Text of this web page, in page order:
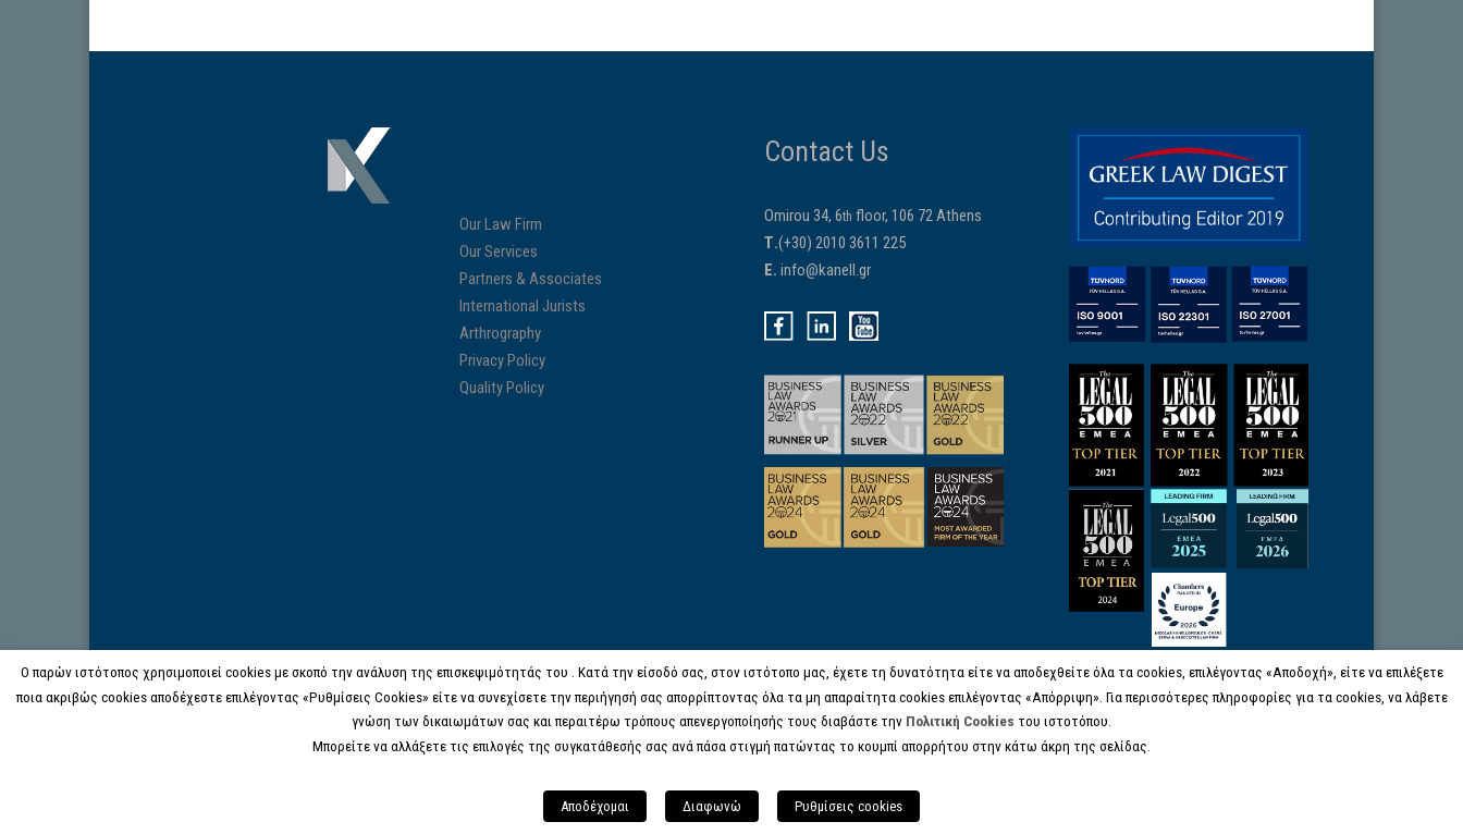
Our Law Firm
Our Services
Partners & Associates
International Jurists
Arthrography
Privacy Policy
Quality Policy
Contact Us
Omirou 34, 6th floor, 106 72 Athens
Τ.(+30) 2010 3611 225
E. info@kanell.gr
Ο παρών ιστότοπος χρησιμοποιεί cookies με σκοπό την ανάλυση της επισκεψιμότητάς του . Κατά την είσοδό σας, στον ιστότοπο μας, έχετε τη δυνατότητα είτε να αποδεχθείτε όλα τα cookies, επιλέγοντας «Αποδοχή», είτε να επιλέξετε
ποια ακριβώς cookies αποδέχεστε επιλέγοντας «Ρυθμίσεις Cookies» είτε να συνεχίσετε την περιήγησή σας απορρίπτοντας όλα τα μη απαραίτητα cookies επιλέγοντας «Απόρριψη». Για περισσότερες πληροφορίες για τα cookies, να λάβετε
γνώση των δικαιωμάτων σας και περαιτέρω τρόπους απενεργοποίησής τους διαβάστε την Πολιτική Cookies του ιστοτόπου.
Μπορείτε να αλλάξετε τις επιλογές της συγκατάθεσής σας ανά πάσα στιγμή πατώντας το κουμπί απορρήτου στην κάτω άκρη της σελίδας.
Αποδέχομαι Διαφωνώ Ρυθμίσεις cookies